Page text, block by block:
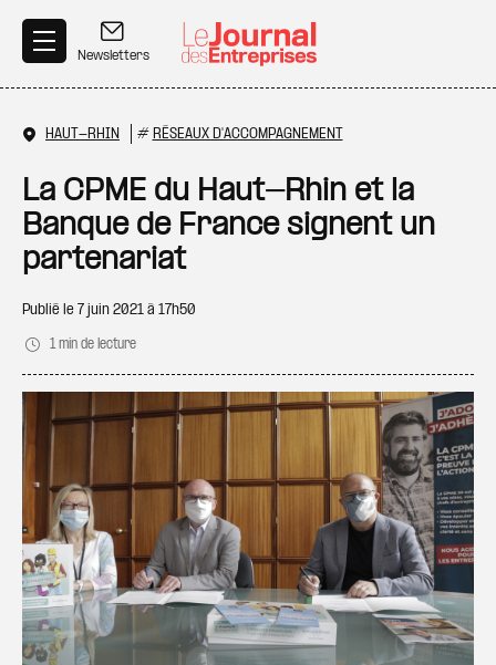
Newsletters
HAUT-RHIN # RÉSEAUX D'ACCOMPAGNEMENT
La CPME du Haut-Rhin et la
Banque de France signent un
partenariat
Publié le 7 juin 2021 à 17h50
1 min de lecture